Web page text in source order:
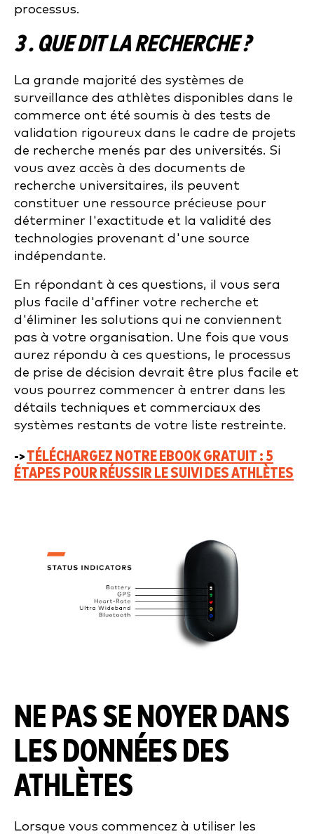
processus.
3 . QUE DIT LA RECHERCHE ?
La grande majorité des systèmes de
surveillance des athlètes disponibles dans le
commerce ont été soumis à des tests de
validation rigoureux dans le cadre de projets
de recherche menés par des universités. Si
vous avez accès à des documents de
recherche universitaires, ils peuvent
constituer une ressource précieuse pour
déterminer l'exactitude et la validité des
technologies provenant d'une source
indépendante.
En répondant à ces questions, il vous sera
plus facile d'affiner votre recherche et
d'éliminer les solutions qui ne conviennent
pas à votre organisation. Une fois que vous
aurez répondu à ces questions, le processus
de prise de décision devrait être plus facile et
vous pourrez commencer à entrer dans les
détails techniques et commerciaux des
systèmes restants de votre liste restreinte.
->TÉLÉCHARGEZ NOTRE EBOOK GRATUIT : 5
ÉTAPES POUR RÉUSSIR LE SUIVI DES ATHLÈTES
NE PAS SE NOYER DANS
LES DONNÉES DES
ATHLÈTES
Lorsque vous commencez à utiliser les